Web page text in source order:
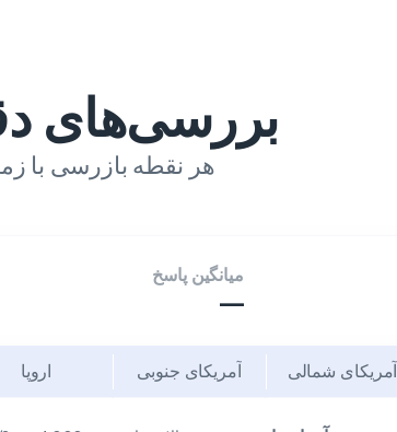
بررسی‌های
هر نقطه بازرسی با
میانگین پاسخ
—
آمریکای شمالی آمریکای جنوبی اروپا